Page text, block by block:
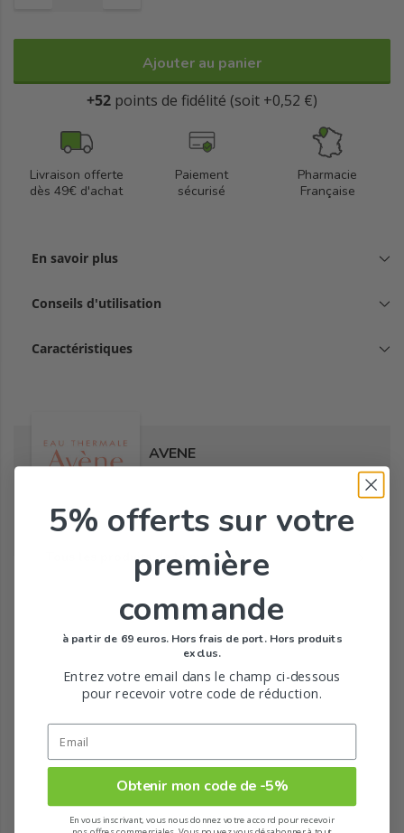
hygiénique. Fabriquée en France et testée sous contrôle
dermatologique, elle est non comédogène et respecte les peaux
délicates.
Ajouter au panier
+52 points de fidélité (soit +0,52 €)
Livraison offerte
dès 49€ d'achat
Paiement
sécurisé
Pharmacie
Française
En savoir plus
Conseils d'utilisation
Caractéristiques
AVENE
Tous les produits de la marque
5% offerts sur votre
première
commande
à partir de 69 euros. Hors frais de port. Hors produits
exclus.
Entrez votre email dans le champ ci-dessous
pour recevoir votre code de réduction.
Obtenir mon code de -5%
En vous inscrivant, vous nous donnez votre accord pour recevoir